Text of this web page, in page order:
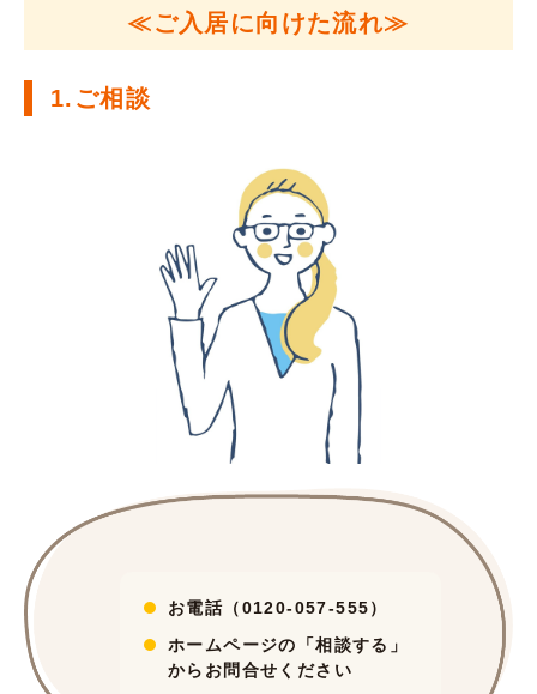
≪ご入居に向けた流れ≫
1.ご相談
お電話（0120-057-555）
ホームページの
「相談する」
からお問合せください